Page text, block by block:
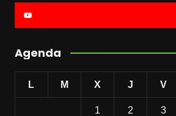
Agenda
L M X J V
1 2 3